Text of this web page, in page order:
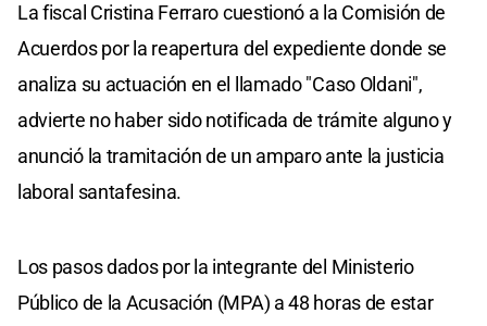
La fiscal Cristina Ferraro cuestionó a la Comisión de
Acuerdos por la reapertura del expediente donde se
analiza su actuación en el llamado "Caso Oldani",
advierte no haber sido notificada de trámite alguno y
anunció la tramitación de un amparo ante la justicia
laboral santafesina.
Los pasos dados por la integrante del Ministerio
Público de la Acusación (MPA) a 48 horas de estar